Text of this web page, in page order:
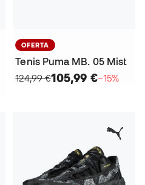
OFERTA
Tenis Puma MB. 05 Mist
124,99 €105,99 €−15%